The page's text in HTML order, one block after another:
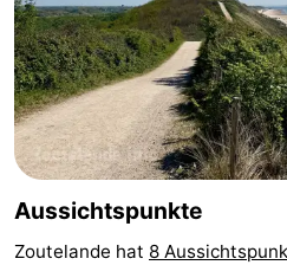
Aussichtspunkte
Zoutelande hat 8